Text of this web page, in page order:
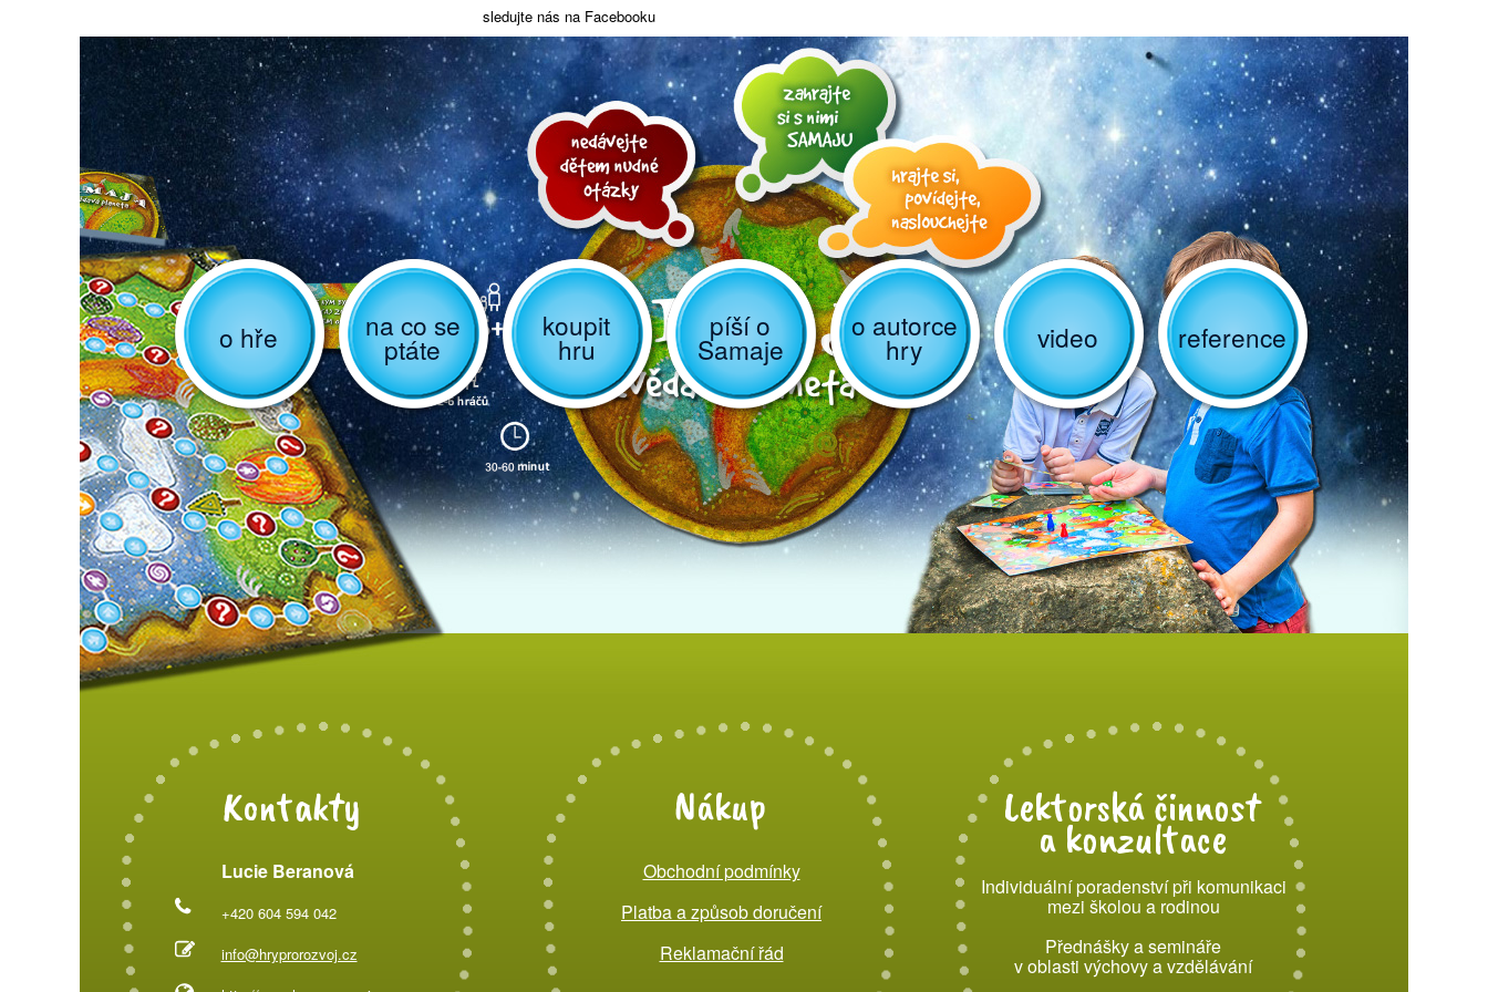
sledujte nás na Facebooku
o hře na co se
ptáte
koupit
hru
píší o
Samaje
o autorce
hry video reference
Kontakty
Lucie Beranová
+420 604 594 042
info@hryprorozvoj.cz
Nákup
Obchodní podmínky
Platba a způsob doručení
Reklamační řád
Lektorská činnost
a konzultace
Individuální poradenství při komunikaci
mezi školou a rodinou
Přednášky a semináře
v oblasti výchovy a vzdělávání